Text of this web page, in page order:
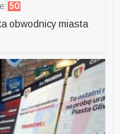
50
obwodnicy miasta